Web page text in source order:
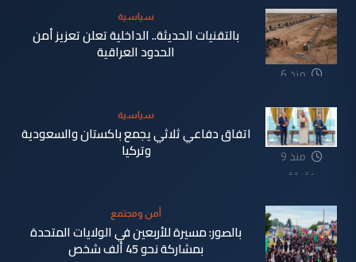
منذ 6
سياسية
بالتقنيات الحديثة.. الداخلية تعلن تعزيز أمن
الحدود العراقية
منذ 9
دقيقة
سياسية
اتفاق دفاعي ثلاثي يجمع باكستان والسعودية
وتركيا
أمن ومجتمع
بالصور: مسيرة للأربعين في الولايات المتحدة
بمشاركة نحو 45 ألف شخص